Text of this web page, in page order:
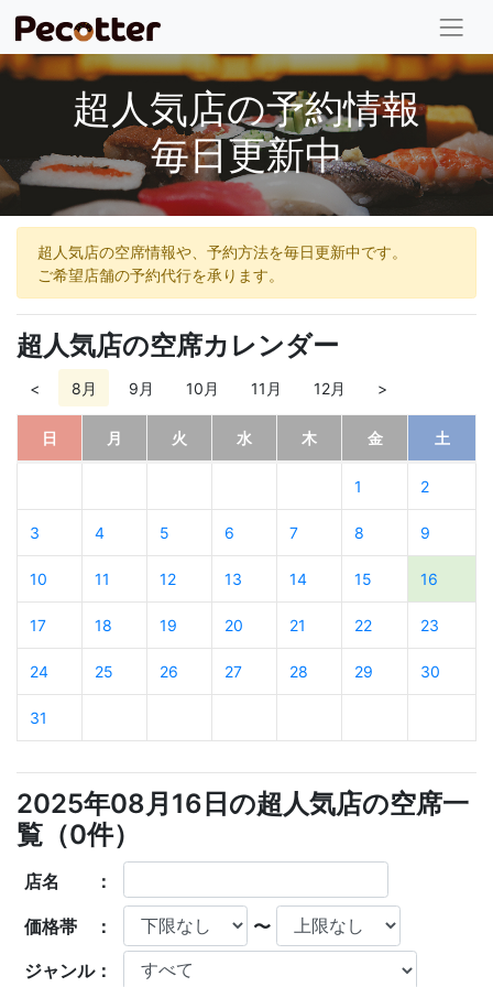
超人気店の予約情報
毎日更新中
超人気店の空席情報や、予約方法を毎日更新中です。
ご希望店舗の予約代行を承ります。
超人気店の空席カレンダー
< 8月 9月 10月 11月 12月 >
日 月 火 水 木 金 土
1 2
3 4 5 6 7 8 9
10 11 12 13 14 15 16
17 18 19 20 21 22 23
24 25 26 27 28 29 30
31
2025年08月16日の超人気店の空席一
覧（0件）
店名 ：
価格帯 ： 〜
ジャンル：